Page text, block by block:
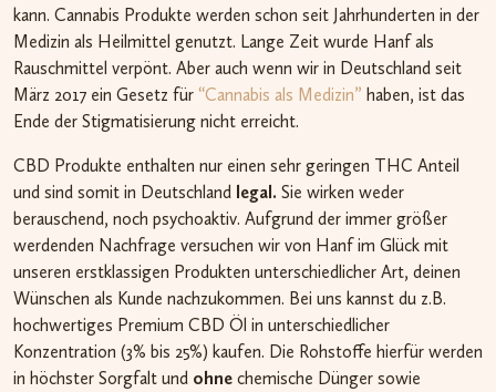
kann. Cannabis Produkte werden schon seit Jahrhunderten in der
Medizin als Heilmittel genutzt. Lange Zeit wurde Hanf als
Rauschmittel verpönt. Aber auch wenn wir in Deutschland seit
März 2017 ein Gesetz für “Cannabis als Medizin” haben, ist das
Ende der Stigmatisierung nicht erreicht.
CBD Produkte enthalten nur einen sehr geringen THC Anteil
und sind somit in Deutschland legal. Sie wirken weder
berauschend, noch psychoaktiv. Aufgrund der immer größer
werdenden Nachfrage versuchen wir von Hanf im Glück mit
unseren erstklassigen Produkten unterschiedlicher Art, deinen
Wünschen als Kunde nachzukommen. Bei uns kannst du z.B.
hochwertiges Premium CBD Öl in unterschiedlicher
Konzentration (3% bis 25%) kaufen. Die Rohstoffe hierfür werden
in höchster Sorgfalt und ohne chemische Dünger sowie